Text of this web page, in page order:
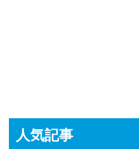
人気記事